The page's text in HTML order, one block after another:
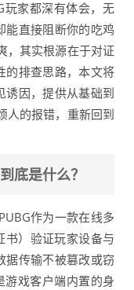
玩家都深有体会，无
能直接阻断你的吃鸡
，其实根源在于对证
的排查思路，本文将
诱因，提供从基础到
人的报错，重新回到
底是什么？
作为一款在线多
书）验证玩家设备与
据传输不被篡改或窃
游戏客户端内置的身